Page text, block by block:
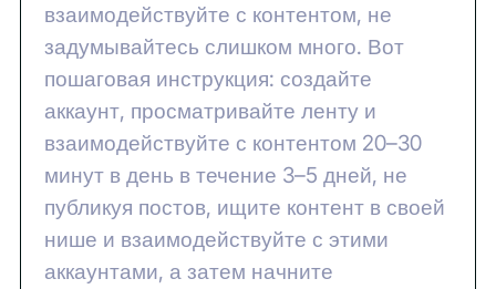
взаимодействуйте с контентом, не
задумывайтесь слишком много. Вот
пошаговая инструкция: создайте
аккаунт, просматривайте ленту и
взаимодействуйте с контентом 20–30
минут в день в течение 3–5 дней, не
публикуя постов, ищите контент в своей
нише и взаимодействуйте с этими
аккаунтами, а затем начните